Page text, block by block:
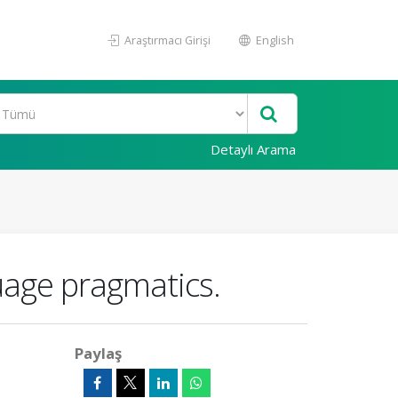
Araştırmacı Girişi English
Detaylı Arama
pragmatics.
Paylaş